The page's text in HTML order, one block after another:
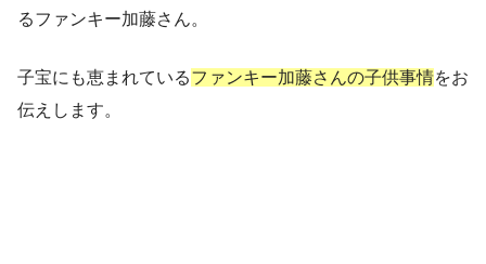
るファンキー加藤さん。
子宝にも恵まれているファンキー加藤さんの子供事情をお
伝えします。